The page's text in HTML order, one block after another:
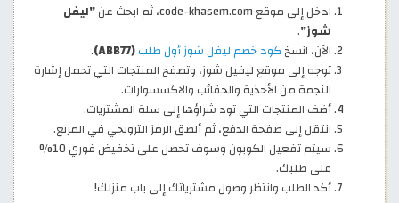
ادخل إلى موقع code-khasem.com، ثم ابحث عن
"ليفل
شوز".
الآن، انسخ كود خصم ليفل شوز أول طلب(ABB77)
.
توجه إلى موقع ليفيل شوز، وتصفح المنتجات التي تحمل إشارة
النجمة من الأحذية والحقائب والاكسسوارات.
أضف المنتجات التي تود شراؤها إلى سلة المشتريات.
انتقل إلى صفحة الدفع، ثم ألصق الرمز الترويجي في المربع.
سيتم تفعيل الكوبون وسوف تحصل على تخفيض فوري 10%
على طلبك.
أكد الطلب وانتظر وصول مشترياتك إلى باب منزلك!